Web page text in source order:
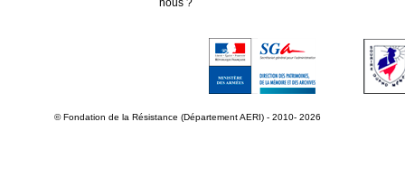
nous ?
© Fondation de la Résistance (Département AERI) - 2010- 2026